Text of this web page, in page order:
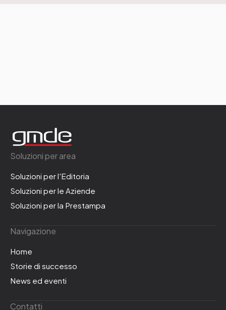
Soluzioni per area
Soluzioni per l'Editoria
Soluzioni per le Aziende
Soluzioni per la Prestampa
Navigazione
Home
Storie di successo
News ed eventi
Contatti